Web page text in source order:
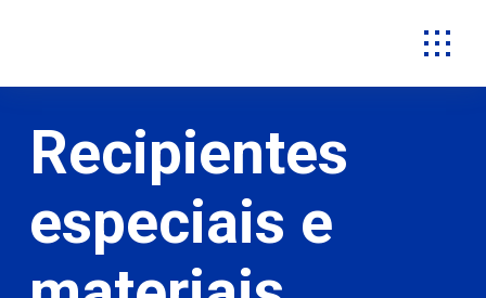
Recipientes
especiais e